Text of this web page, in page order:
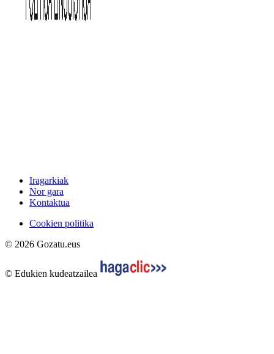
Iragarkiak
Nor gara
Kontaktua
Cookien politika
© 2026 Gozatu.eus
© Edukien kudeatzailea